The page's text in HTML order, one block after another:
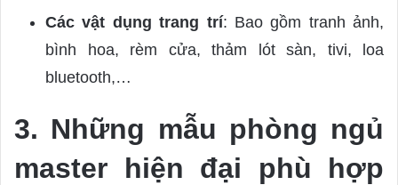
Các vật dụng trang trí: Bao gồm tranh ảnh,
bình hoa, rèm cửa, thảm lót sàn, tivi, loa
bluetooth,…
3. Những mẫu phòng ngủ
master hiện đại phù hợp